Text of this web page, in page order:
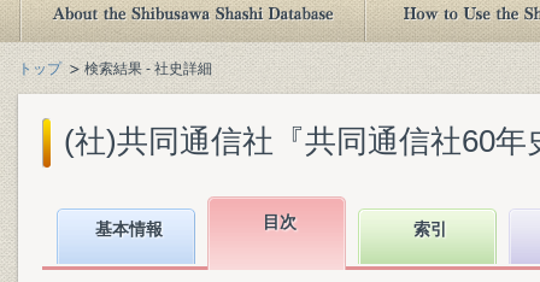
トップ 検索結果 - 社史詳細
(社)共同通信社『共同通信社60年
基本情報 目次 索引